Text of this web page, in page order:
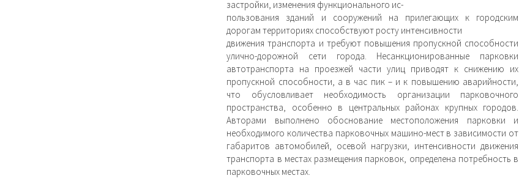
застройки, изменения функционального ис-
пользования зданий и сооружений на прилегающих к городским
дорогам территориях способствуют росту интенсивности
движения транспорта и требуют повышения пропускной способности
улично-дорожной сети города. Несанкционированные парковки
автотранспорта на проезжей части улиц приводят к снижению их
пропускной способности, а в час пик – и к повышению аварийности,
что обусловливает необходимость организации парковочного
пространства, особенно в центральных районах крупных городов.
Авторами выполнено обоснование местоположения парковки и
необходимого количества парковочных машино-мест в зависимости от
габаритов автомобилей, осевой нагрузки, интенсивности движения
транспорта в местах размещения парковок, определена потребность в
парковочных местах.